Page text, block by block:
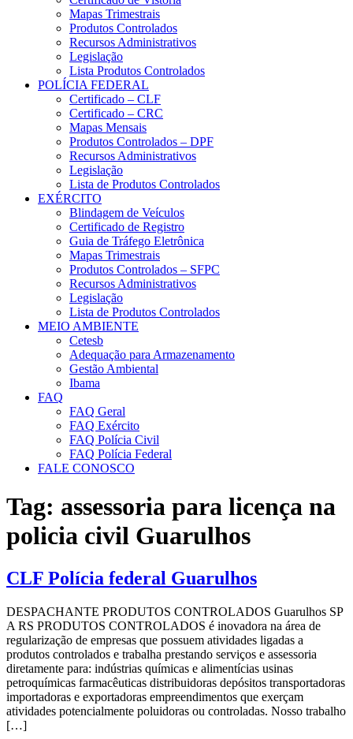
Mapas Trimestrais
Produtos Controlados
Recursos Administrativos
Legislação
Lista Produtos Controlados
POLÍCIA FEDERAL
Certificado – CLF
Certificado – CRC
Mapas Mensais
Produtos Controlados – DPF
Recursos Administrativos
Legislação
Lista de Produtos Controlados
EXÉRCITO
Blindagem de Veículos
Certificado de Registro
Guia de Tráfego Eletrônica
Mapas Trimestrais
Produtos Controlados – SFPC
Recursos Administrativos
Legislação
Lista de Produtos Controlados
MEIO AMBIENTE
Cetesb
Adequação para Armazenamento
Gestão Ambiental
Ibama
FAQ
FAQ Geral
FAQ Exército
FAQ Polícia Civil
FAQ Polícia Federal
FALE CONOSCO
Tag: assessoria para licença na
policia civil Guarulhos
CLF Polícia federal Guarulhos
DESPACHANTE PRODUTOS CONTROLADOS Guarulhos SP
A RS PRODUTOS CONTROLADOS é inovadora na área de
regularização de empresas que possuem atividades ligadas a
produtos controlados e trabalha prestando serviços e assessoria
diretamente para: indústrias químicas e alimentícias usinas
petroquímicas farmacêuticas distribuidoras depósitos transportadoras
importadoras e exportadoras empreendimentos que exerçam
atividades potencialmente poluidoras ou controladas. Nosso trabalho
[…]